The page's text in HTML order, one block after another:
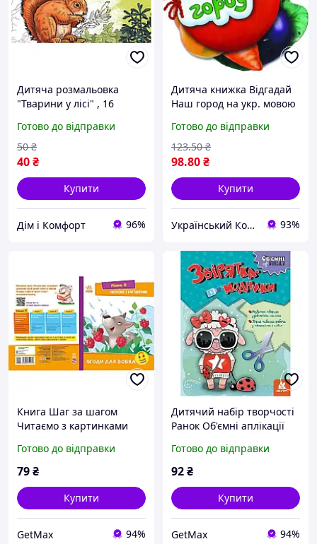
Дитяча розмальовка
"Тварини у лісі" , 16
Готово до відправки
40₴
50 ₴
Купити
Дім і Комфорт 96%
Дитяча книжка Відгадай
Наш город на укр. мовою
Готово до відправки
98.80₴
123.50 ₴
Купити
Український Кошик 93%
Книга Шаг за шагом
Читаємо з картинками
кодом 16 сторінок від 4
років
Готово до відправки
79₴
Купити
GetMax 94%
Дитячий набір творчості
Ранок Об'ємні аплікації
дітей від 5 років, 12 стор
Готово до відправки
92₴
Купити
GetMax 94%